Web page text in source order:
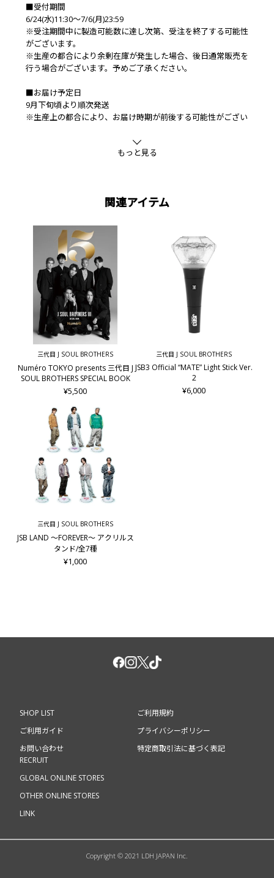
■受付期間
6/24(水)11:30～7/6(月)23:59
※受注期間中に製造可能数に達し次第、受注を終了する可能性
がございます。
※生産の都合により余剰在庫が発生した場合、後日通常販売を
行う場合がございます。予めご了承ください。
■お届け予定日
9月下旬頃より順次発送
※生産上の都合により、お届け時期が前後する可能性がござい
もっと見る
関連アイテム
三代目 J SOUL BROTHERS
Numéro TOKYO presents 三代目 J
SOUL BROTHERS SPECIAL BOOK
¥5,500
三代目 J SOUL BROTHERS
JSB3 Official “MATE” Light Stick Ver.
2
¥6,000
三代目 J SOUL BROTHERS
JSB LAND ～FOREVER～ アクリルス
タンド/全7種
¥1,000
SHOP LIST
ご利用ガイド
お問い合わせ
ご利用規約
プライバシーポリシー
特定商取引法に基づく表記
RECRUIT
GLOBAL ONLINE STORES
OTHER ONLINE STORES
LINK
Copyright © 2021 LDH JAPAN Inc.